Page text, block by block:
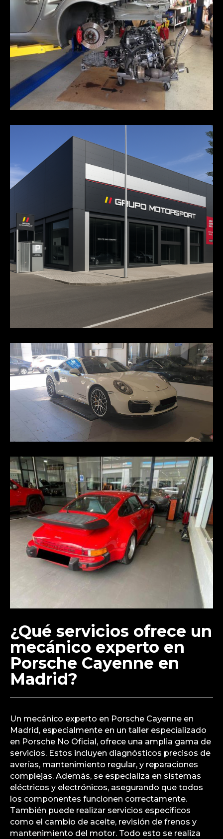
¿Qué servicios ofrece un
mecánico experto en
Porsche Cayenne en
Madrid?
Un mecánico experto en Porsche Cayenne en
Madrid, especialmente en un taller especializado
en Porsche No Oficial, ofrece una amplia gama de
servicios. Estos incluyen diagnósticos precisos de
averías, mantenimiento regular, y reparaciones
complejas. Además, se especializa en sistemas
eléctricos y electrónicos, asegurando que todos
los componentes funcionen correctamente.
También puede realizar servicios específicos
como el cambio de aceite, revisión de frenos y
mantenimiento del motor. Todo esto se realiza